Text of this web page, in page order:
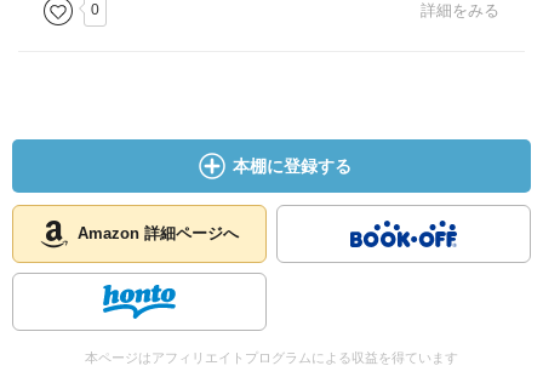
0 詳細をみる
本棚に登録する
Amazon 詳細ページへ
本ページはアフィリエイトプログラムによる収益を得ています